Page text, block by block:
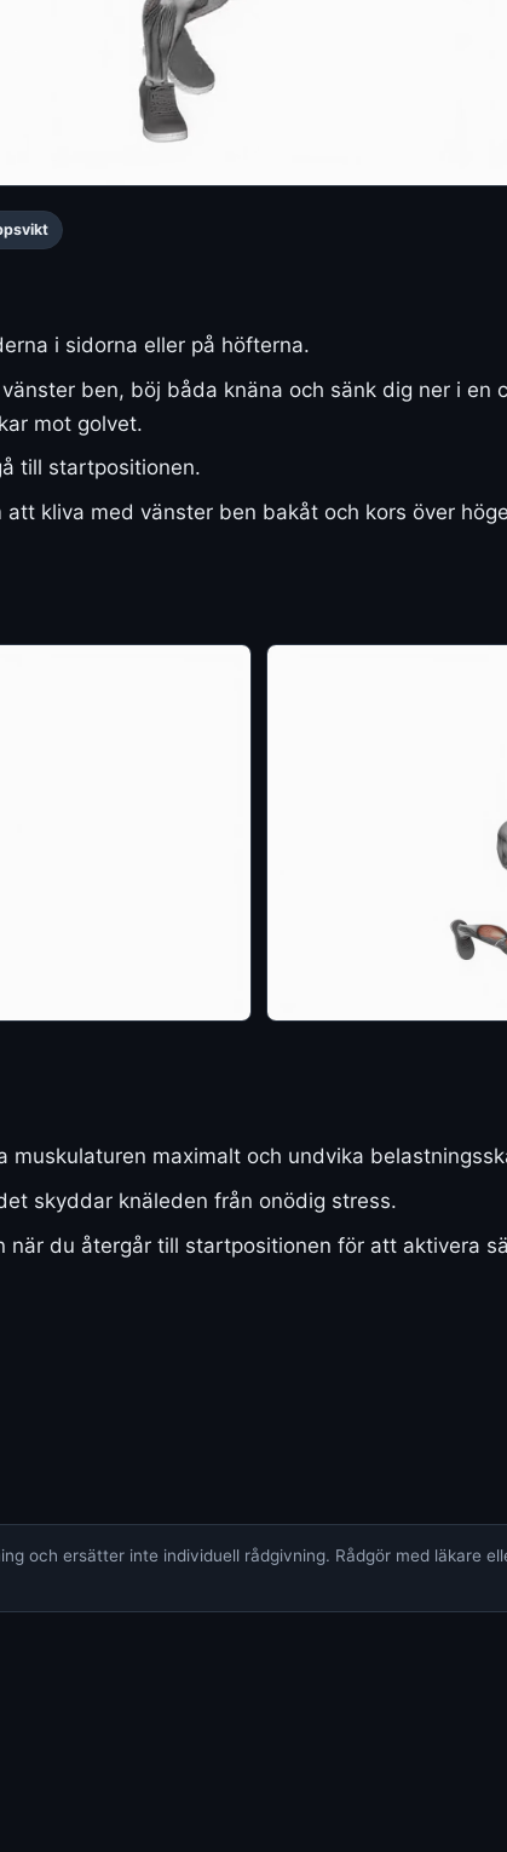
i sidorna eller på höfterna.
ben, böj båda knäna och sänk dig ner i en
mot golvet.
till startpositionen.
kliva med vänster ben bakåt och kors över
maximalt och undvika
skyddar knäleden från onödig stress.
när du återgår till startpositionen för att aktivera
och ersätter inte individuell rådgivning. Rådgör med läkare